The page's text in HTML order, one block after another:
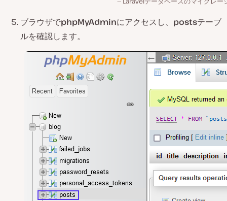
ブラウザでphpMyAdminにアクセスし、 postsテーブ
ルを確認します。